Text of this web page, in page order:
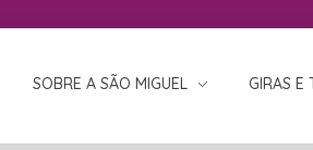
SOBRE A SÃO MIGUEL GIRAS E